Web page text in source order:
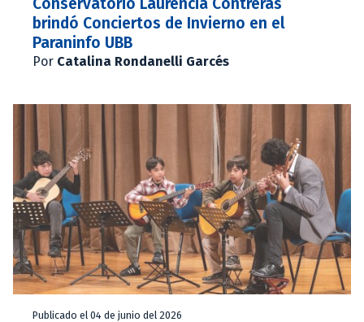
brindó Conciertos de Invierno en el
Paraninfo UBB
Por Catalina Rondanelli Garcés
Publicado el 04 de junio del 2026